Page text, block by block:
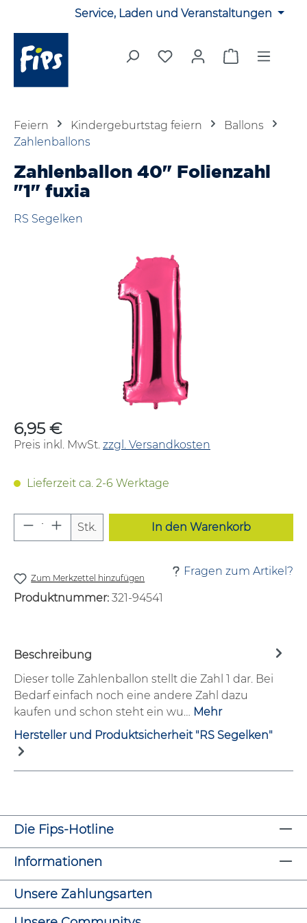
Zum Hauptinhalt springenService, Laden und Veranstaltungen
Du hast 0 Produkte auf
Warenkorb
Feiern Kindergeburtstag feiern
Ballons
Zahlenballons
Zahlenballon 40" Folienzahl
"1" fuxia
RS Segelken
Bildergalerie überspringen
Regulärer Preis:
6,95 €
Preis inkl. MwSt. zzgl. Versandkosten
Lieferzeit ca. 2-6 Werktage
Produkt Anzahl: Gib den
Stk. In den Warenkorb
Zum Merkzettel hinzufügen
Fragen zum Artikel?
Produktnummer: 321-94541
Beschreibung
Dieser tolle Zahlenballon stellt die Zahl 1 dar. Bei
Bedarf einfach noch eine andere Zahl dazu
kaufen und schon steht ein wu… Mehr
Hersteller und Produktsicherheit "RS Segelken"
Die Fips-Hotline
Informationen
Unsere Zahlungsarten